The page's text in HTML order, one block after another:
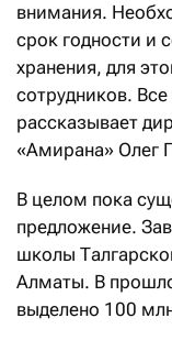
внимания.
срок годности и
хранения, для
сотрудников.
рассказывает
«Амирана» Олег
В целом пока
предложение.
школы
Алматы. В
выделено 100